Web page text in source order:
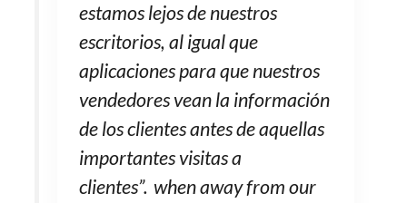
estamos lejos de nuestros
escritorios, al igual que
aplicaciones para que nuestros
vendedores vean la información
de los clientes antes de aquellas
importantes visitas a
clientes”. when away from our